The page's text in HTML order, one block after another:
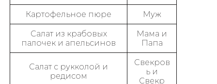
Картофельное пюре Муж
Салат из крабовых
палочек и апельсинов
Мама и
Папа
Салат с рукколой и
редисом
Свекров
ь и
Свекр